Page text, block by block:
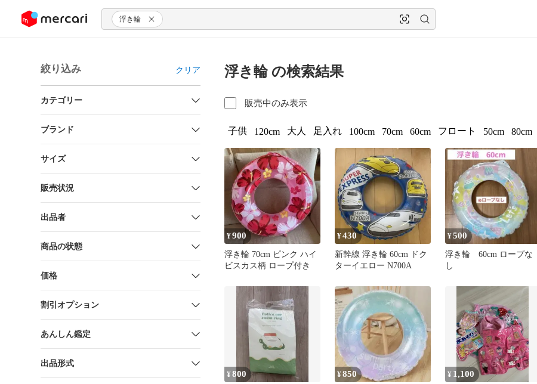
ツにスキップ 浮き輪
絞り込み クリア
カテゴリー
ブランド
サイズ
販売状況
出品者
商品の状態
価格
割引オプション
あんしん鑑定
出品形式
浮き輪 の検索結果
販売中のみ表示
子供 120cm 大人 足入れ 100cm 70cm 60cm フロート 50cm 80cm
¥900
浮き輪 70cm ピンク ハイ
ビスカス柄 ロープ付き
¥430
新幹線 浮き輪 60cm ドク
ターイエロー N700A
¥500
浮き輪 60cm ロープな
し
¥800 ¥850 ¥ 1,100